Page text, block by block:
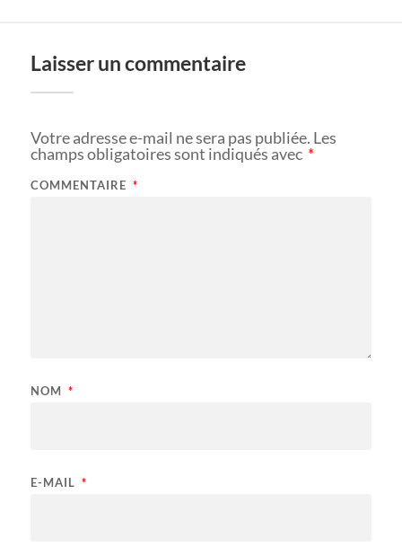
Laisser un commentaire
Votre adresse e-mail ne sera pas publiée. Les
champs obligatoires sont indiqués avec *
COMMENTAIRE *
NOM *
E-MAIL *